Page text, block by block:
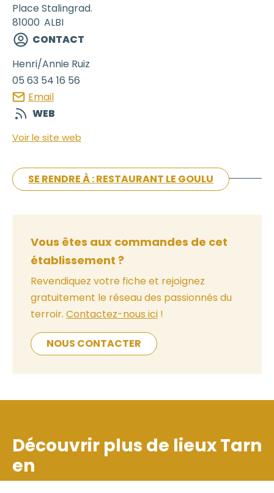
Place Stalingrad.
81000 ALBI
CONTACT
Henri/Annie Ruiz
05 63 54 16 56
Email
WEB
Voir le site web
SE RENDRE À : RESTAURANT LE GOULU
Vous êtes aux commandes de cet
établissement ?
Revendiquez votre fiche et rejoignez
gratuitement le réseau des passionnés du
terroir. Contactez-nous ici !
NOUS CONTACTER
Découvrir plus de lieux
en
Tarn